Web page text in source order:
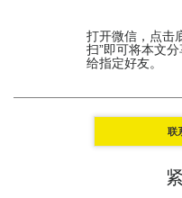
打开微信，点击
扫”即可将本文
给指定好友。
联